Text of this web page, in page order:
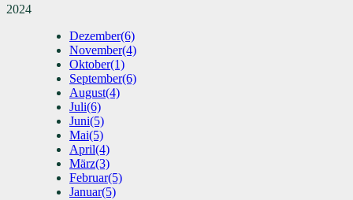
2024
Dezember(6)
November(4)
Oktober(1)
September(6)
August(4)
Juli(6)
Juni(5)
Mai(5)
April(4)
März(3)
Februar(5)
Januar(5)